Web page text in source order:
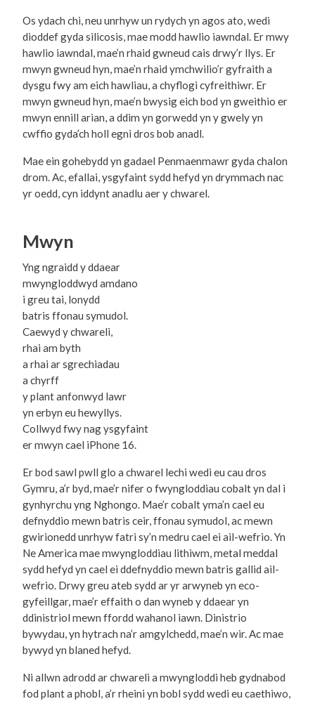
Os ydach chi, neu unrhyw un rydych yn agos ato, wedi
dioddef gyda silicosis, mae modd hawlio iawndal. Er mwy
hawlio iawndal, mae’n rhaid gwneud cais drwy’r llys. Er
mwyn gwneud hyn, mae’n rhaid ymchwilio’r gyfraith a
dysgu fwy am eich hawliau, a chyflogi cyfreithiwr. Er
mwyn gwneud hyn, mae’n bwysig eich bod yn gweithio er
mwyn ennill arian, a ddim yn gorwedd yn y gwely yn
cwffio gyda’ch holl egni dros bob anadl.
Mae ein gohebydd yn gadael Penmaenmawr gyda chalon
drom. Ac, efallai, ysgyfaint sydd hefyd yn drymmach nac
yr oedd, cyn iddynt anadlu aer y chwarel.
Mwyn
Yng ngraidd y ddaear
mwyngloddwyd amdano
i greu tai, lonydd
batris ffonau symudol.
Caewyd y chwareli,
rhai am byth
a rhai ar sgrechiadau
a chyrff
y plant anfonwyd lawr
yn erbyn eu hewyllys.
Collwyd fwy nag ysgyfaint
er mwyn cael iPhone 16.
Er bod sawl pwll glo a chwarel lechi wedi eu cau dros
Gymru, a’r byd, mae’r nifer o fwyngloddiau cobalt yn dal i
gynhyrchu yng Nghongo. Mae’r cobalt yma’n cael eu
defnyddio mewn batris ceir, ffonau symudol, ac mewn
gwirionedd unrhyw fatri sy’n medru cael ei ail-wefrio. Yn
Ne America mae mwyngloddiau lithiwm, metal meddal
sydd hefyd yn cael ei ddefnyddio mewn batris gallid ail-
wefrio. Drwy greu ateb sydd ar yr arwyneb yn eco-
gyfeillgar, mae’r effaith o dan wyneb y ddaear yn
ddinistriol mewn ffordd wahanol iawn. Dinistrio
bywydau, yn hytrach na’r amgylchedd, mae’n wir. Ac mae
bywyd yn blaned hefyd.
Ni allwn adrodd ar chwareli a mwyngloddi heb gydnabod
fod plant a phobl, a’r rheini yn bobl sydd wedi eu caethiwo,